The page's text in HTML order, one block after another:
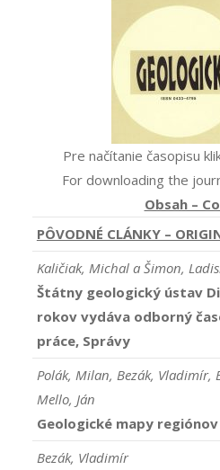
Pre načítanie časopisu
For downloading the
Obsah –
PÔVODNÉ CLÁNKY –
Kaličiak, Michal a Šimon,
Štátny geologický ústav
rokov vydáva odborný
práce, Správy
Polák, Milan, Bezák, Vladimír,
Mello, Ján
Geologické mapy
Bezák, Vladimír